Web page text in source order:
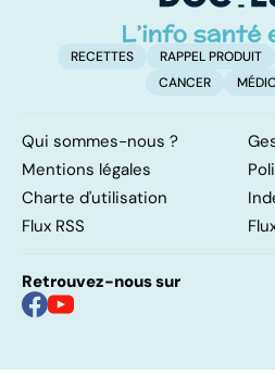
RECETTES RAPPEL PRODUIT
CANCER
Qui sommes-nous ?
Mentions légales
Charte d'utilisation
Flux RSS
Retrouvez-nous sur